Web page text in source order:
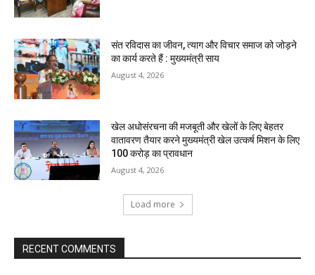
संत रविदास का जीवन, त्याग और विचार समाज को जोड़ने
का कार्य करते हैं : मुख्यमंत्री साय
August 4, 2026
खेल अधोसंरचना की मजबूती और खेलों के लिए बेहतर
वातावरण तैयार करने मुख्यमंत्री खेल उत्कर्ष मिशन के लिए
100 करोड़ का प्रावधान
August 4, 2026
Load more
RECENT COMMENTS